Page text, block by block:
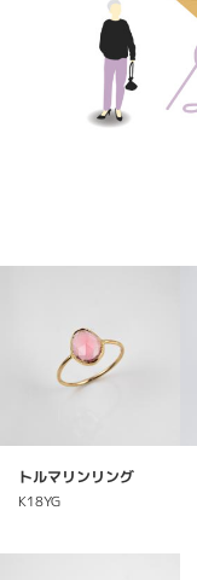
トルマリンリング
K18YG